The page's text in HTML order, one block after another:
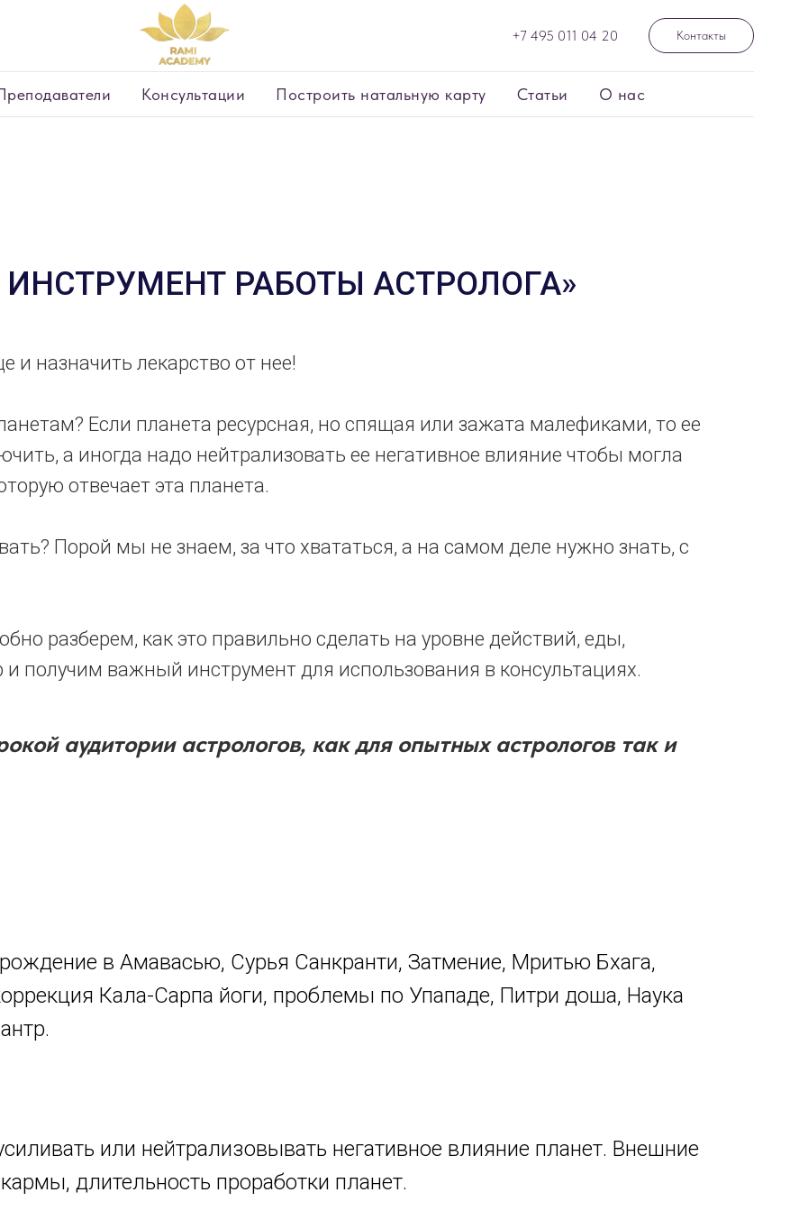
+7 495 011 04 20 Контакты
Консультации Построить натальную карту Статьи О нас
ИНСТРУМЕНТ РАБОТЫ АСТРОЛОГА»
и назначить лекарство от нее!
Если планета ресурсная, но спящая или зажата малефиками, то ее
а иногда надо нейтрализовать ее негативное влияние чтобы могла
отвечает эта планета.
Порой мы не знаем, за что хвататься, а на самом деле нужно знать, с
разберем, как это правильно сделать на уровне действий, еды,
получим важный инструмент для использования в консультациях.
аудитории астрологов, как для опытных астрологов так и
в Амавасью, Сурья Санкранти, Затмение, Мритью Бхага,
Кала-Сарпа йоги, проблемы по Упападе, Питри доша, Наука
или нейтрализовывать негативное влияние планет. Внешние
длительность проработки планет.